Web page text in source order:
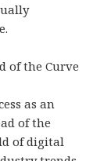
of the Curve
as an
of the
of digital